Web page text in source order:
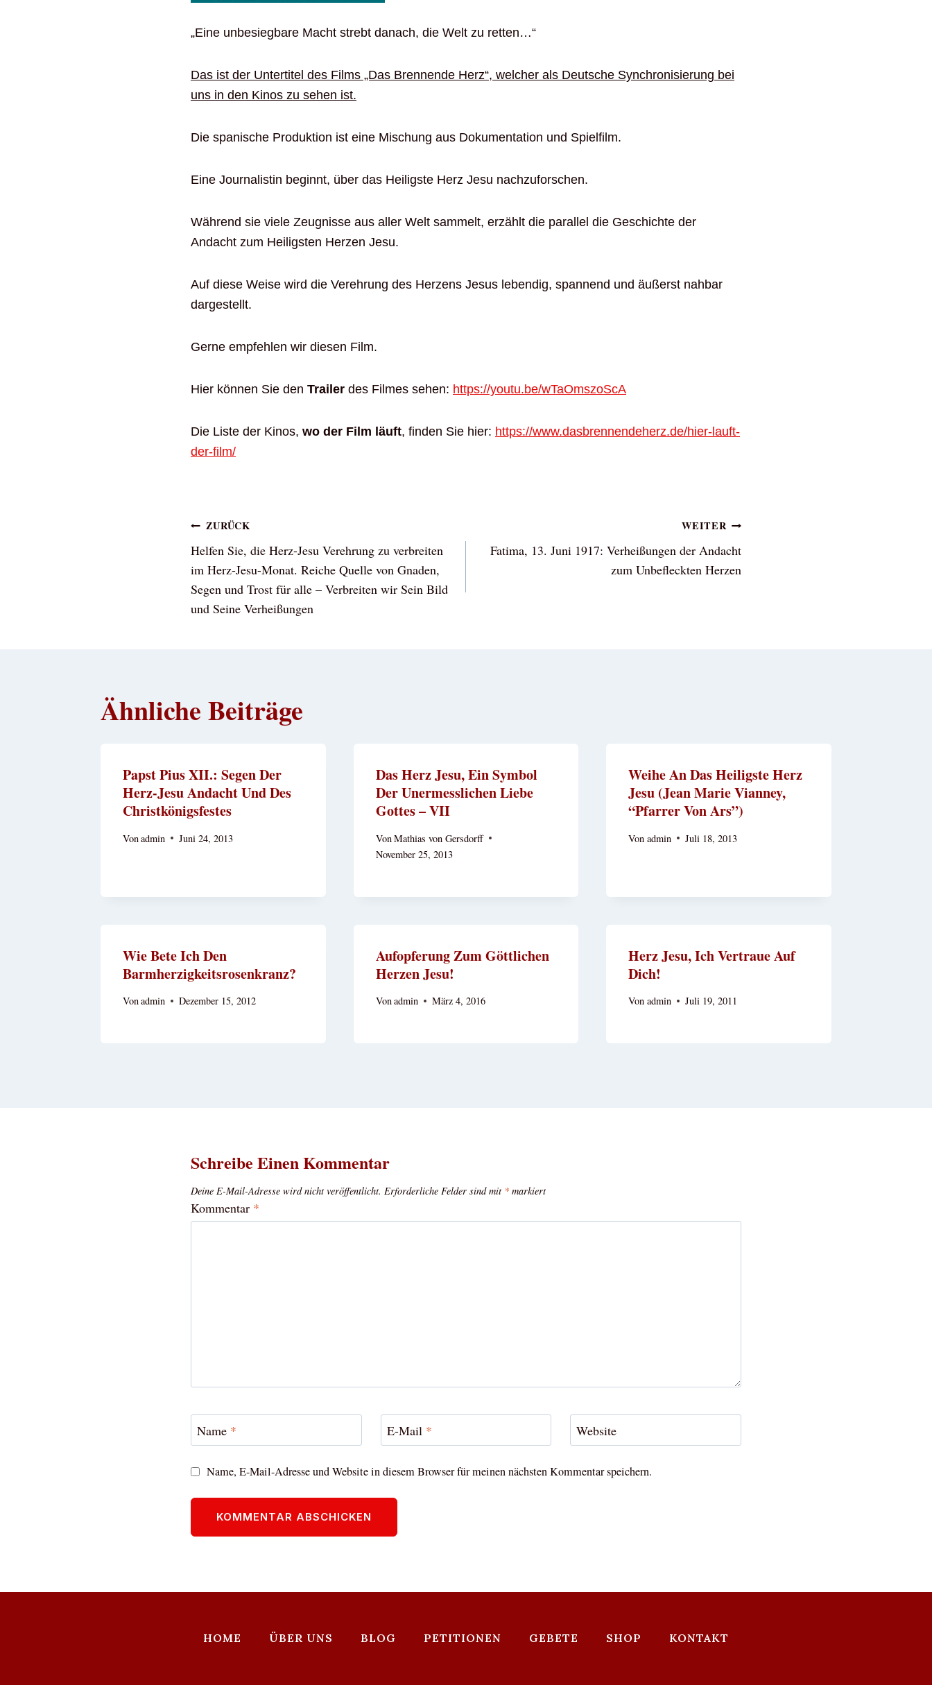
„Eine unbesiegbare Macht strebt danach, die Welt zu retten…“
Das ist der Untertitel des Films „Das Brennende Herz“, welcher als Deutsche Synchronisierung bei
uns in den Kinos zu sehen ist.
Die spanische Produktion ist eine Mischung aus Dokumentation und Spielfilm.
Eine Journalistin beginnt, über das Heiligste Herz Jesu nachzuforschen.
Während sie viele Zeugnisse aus aller Welt sammelt, erzählt die parallel die Geschichte der
Andacht zum Heiligsten Herzen Jesu.
Auf diese Weise wird die Verehrung des Herzens Jesus lebendig, spannend und äußerst nahbar
dargestellt.
Gerne empfehlen wir diesen Film.
Hier können Sie den Trailer des Filmes sehen: https://youtu.be/wTaOmszoScA
Die Liste der Kinos, wo der Film läuft, finden Sie hier: https://www.dasbrennendeherz.de/hier-lauft-
der-film/
Beitragsnavigation
ZURÜCK
Helfen Sie, die Herz-Jesu Verehrung zu verbreiten
im Herz-Jesu-Monat. Reiche Quelle von Gnaden,
Segen und Trost für alle – Verbreiten wir Sein Bild
und Seine Verheißungen
WEITER
Fatima, 13. Juni 1917: Verheißungen der Andacht
zum Unbefleckten Herzen
Ähnliche Beiträge
Papst Pius XII.: Segen Der
Herz-Jesu Andacht Und Des
Christkönigsfestes
Vonadmin Juni 24, 2013
Das Herz Jesu, Ein Symbol
Der Unermesslichen Liebe
Gottes – VII
VonMathias von Gersdorff
November 25, 2013
Weihe An Das Heiligste Herz
Jesu (Jean Marie Vianney,
“Pfarrer Von Ars”)
Von admin Juli 18, 2013
Wie Bete Ich Den
Barmherzigkeitsrosenkranz?
Vonadmin Dezember 15, 2012
Aufopferung Zum Göttlichen
Herzen Jesu!
Vonadmin März 4, 2016
Herz Jesu, Ich Vertraue Auf
Dich!
Von admin Juli 19, 2011
Schreibe Einen Kommentar
Deine E-Mail-Adresse wird nicht veröffentlicht. Erforderliche Felder sind mit * markiert
Kommentar *
Name * E-Mail * Website
Name, E-Mail-Adresse und Website in diesem Browser für meinen nächsten Kommentar speichern.
HOME ÜBER UNS BLOG PETITIONEN GEBETE SHOP KONTAKT